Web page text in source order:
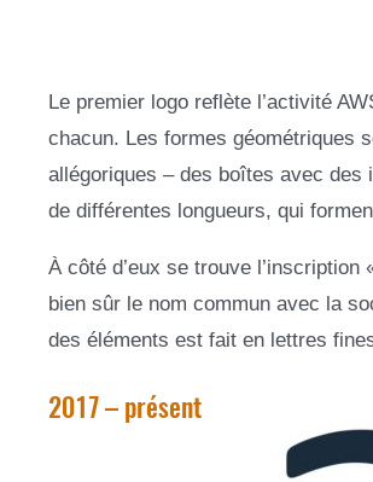
Le premier logo reflète l’activité
chacun. Les formes géométriques
allégoriques – des boîtes avec
de différentes longueurs, qui
À côté d’eux se trouve
bien sûr le nom commun avec la
des éléments est fait en lettres
2017 – présent